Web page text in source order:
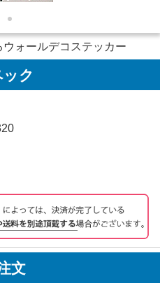
ォールデコステッカー
ック
文